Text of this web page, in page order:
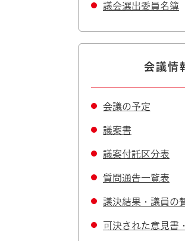
議会選出委員名簿
会議情
会議の予定
議案書
議案付託区分表
質問通告一覧表
議決結果・議員の
可決された意見書